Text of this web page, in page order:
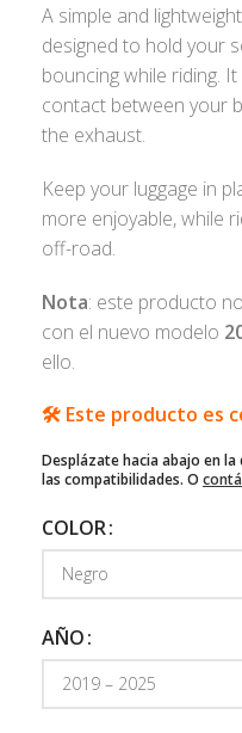
A simple and
designed to hold your
bouncing while riding.
contact between your
the exhaust.
Keep your luggage in
more enjoyable, while
off-road.
Nota: este producto
con el nuevo modelo
ello.
🛠️ Este producto es
Desplázate hacia abajo en
las compatibilidades. O
COLOR
AÑO